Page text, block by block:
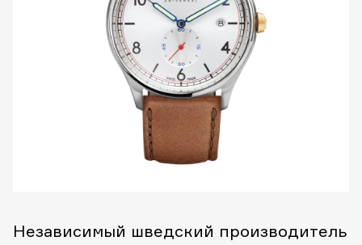
Независимый шведский производитель